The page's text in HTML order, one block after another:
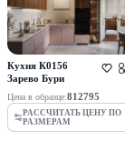
Кухня К0156
Зарево Бури
Цена в образце:812795
РАССЧИТАТЬ ЦЕНУ ПО
РАЗМЕРАМ